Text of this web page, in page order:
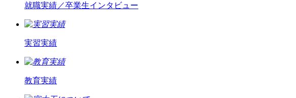
就職実績／卒業生インタビュー
実習実績
教育実績